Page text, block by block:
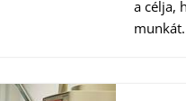
a célja,